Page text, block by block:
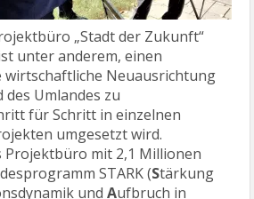
„Stadt der Zukunft“
unter anderem, einen
Neuausrichtung
Umlandes zu
für Schritt in einzelnen
umgesetzt wird.
Projektbüro mit 2,1 Millionen
STARK (Stärkung
undAufbruch in